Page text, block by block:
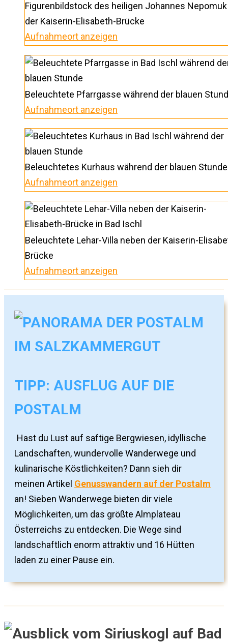
Figurenbildstock des heiligen Johannes
der Kaiserin-Elisabeth-Brücke
Aufnahmeort anzeigen
Beleuchtete Pfarrgasse während der blauen
Aufnahmeort anzeigen
Beleuchtetes Kurhaus während der blauen Stunde
Aufnahmeort anzeigen
Beleuchtete Lehar-Villa neben der Kaiserin-
Brücke
Aufnahmeort anzeigen
TIPP: AUSFLUG AUF DIE
POSTALM
Hast du Lust auf saftige Bergwiesen, idyllische
Landschaften, wundervolle Wanderwege und
kulinarische Köstlichkeiten? Dann sieh dir
meinen Artikel Genusswandern auf der Postalm
an! Sieben Wanderwege bieten dir viele
Möglichkeiten, um das größte Almplateau
Österreichs zu entdecken. Die Wege sind
landschaftlich enorm attraktiv und 16 Hütten
laden zu einer Pause ein.